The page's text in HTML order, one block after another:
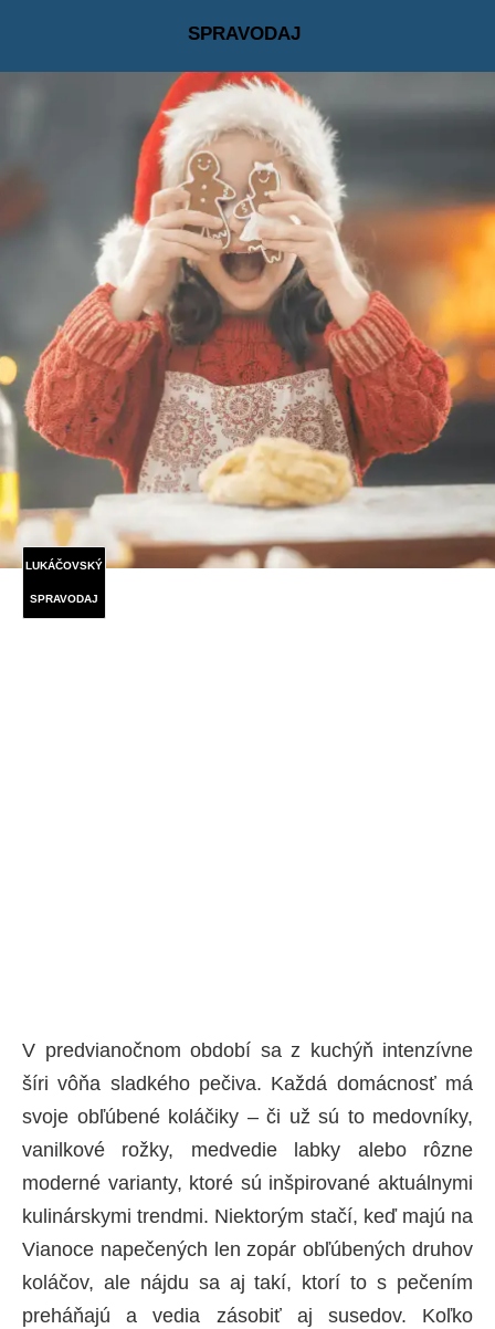
SPRAVODAJ
LUKÁČOVSKÝ
SPRAVODAJ
V predvianočnom období sa z kuchýň intenzívne
šíri vôňa sladkého pečiva. Každá domácnosť má
svoje obľúbené koláčiky – či už sú to medovníky,
vanilkové rožky, medvedie labky alebo rôzne
moderné varianty, ktoré sú inšpirované aktuálnymi
kulinárskymi trendmi. Niektorým stačí, keď majú na
Vianoce napečených len zopár obľúbených druhov
koláčov, ale nájdu sa aj takí, ktorí to s pečením
preháňajú a vedia zásobiť aj susedov. Koľko